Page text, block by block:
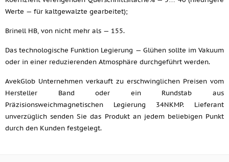
Werte — für kaltgewalzte gearbeitet);
Brinell HB, von nicht mehr als — 155.
Das technologische Funktion Legierung — Glühen sollte im Vakuum
oder in einer reduzierenden Atmosphäre durchgeführt werden.
AvekGlob Unternehmen verkauft zu erschwinglichen Preisen vom
Hersteller Band oder ein Rundstab aus
Präzisionsweichmagnetischen Legierung 34NKMP. Lieferant
unverzüglich senden Sie das Produkt an jedem beliebigen Punkt
durch den Kunden festgelegt.